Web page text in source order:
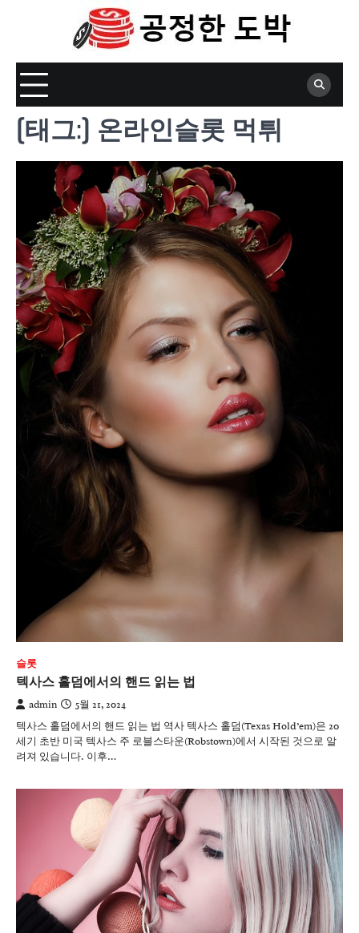
[태그:] 온라인슬롯 먹튀
슬롯
텍사스 홀덤에서의 핸드 읽는 법
admin
5월 21, 2024
텍사스 홀덤에서의 핸드 읽는 법 역사 텍사스 홀덤(Texas Hold’em)은 20
세기 초반 미국 텍사스 주 로블스타운(Robstown)에서 시작된 것으로 알
려져 있습니다. 이후…